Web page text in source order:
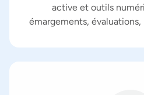
active et outils
émargements, évaluations,